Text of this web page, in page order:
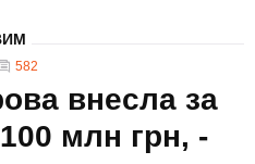
582
внесла за
млн грн, -